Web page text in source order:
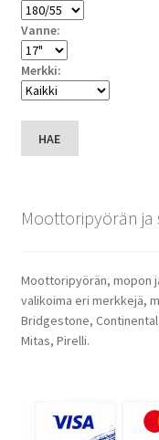
Vanne:
Merkki:
HAE
Moottoripyörän
Moottoripyörän, mopon
valikoima eri merkkejä,
Bridgestone,
Mitas, Pirelli.